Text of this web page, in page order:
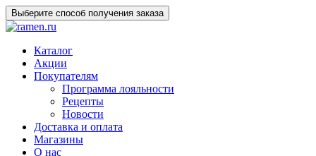
Выберите способ получения заказа
Каталог
Акции
Покупателям
Программа лояльности
Рецепты
Новости
Доставка и оплата
Магазины
О нас